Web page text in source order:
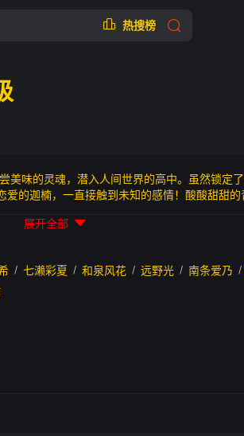
热搜榜
美味的灵魂，潜入人间世界的高中。虽然锁定
的迦楠，一直接触到未知的感情！酸酸甜甜
展开全部
/ 七濑彩夏 / 和泉风花 / 远野光 / 南条爱乃 /